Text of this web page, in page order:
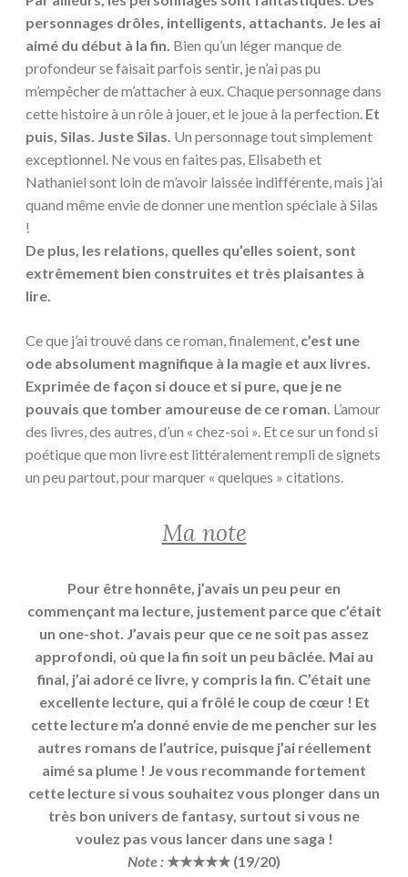
personnages drôles, intelligents, attachants. Je les ai
aimé du début à la fin. Bien qu’un léger manque de
profondeur se faisait parfois sentir, je n’ai pas pu
m’empêcher de m’attacher à eux. Chaque personnage dans
cette histoire à un rôle à jouer, et le joue à la perfection. Et
puis, Silas. Juste Silas. Un personnage tout simplement
exceptionnel. Ne vous en faites pas, Elisabeth et
Nathaniel sont loin de m’avoir laissée indifférente, mais j’ai
quand même envie de donner une mention spéciale à Silas
!
De plus, les relations, quelles qu’elles soient, sont
extrêmement bien construites et très plaisantes à
lire.
Ce que j’ai trouvé dans ce roman, finalement, c’est une
ode absolument magnifique à la magie et aux livres.
Exprimée de façon si douce et si pure, que je ne
pouvais que tomber amoureuse de ce roman. L’amour
des livres, des autres, d’un « chez-soi ». Et ce sur un fond si
poétique que mon livre est littéralement rempli de signets
un peu partout, pour marquer « quelques » citations.
Ma note
Pour être honnête, j’avais un peu peur en
commençant ma lecture, justement parce que c’était
un one-shot. J’avais peur que ce ne soit pas assez
approfondi, où que la fin soit un peu bâclée. Mai au
final, j’ai adoré ce livre, y compris la fin. C’était une
excellente lecture, qui a frôlé le coup de cœur ! Et
cette lecture m’a donné envie de me pencher sur les
autres romans de l’autrice, puisque j’ai réellement
aimé sa plume ! Je vous recommande fortement
cette lecture si vous souhaitez vous plonger dans un
très bon univers de fantasy, surtout si vous ne
voulez pas vous lancer dans une saga !
Note : ★★★★★ (19/20)